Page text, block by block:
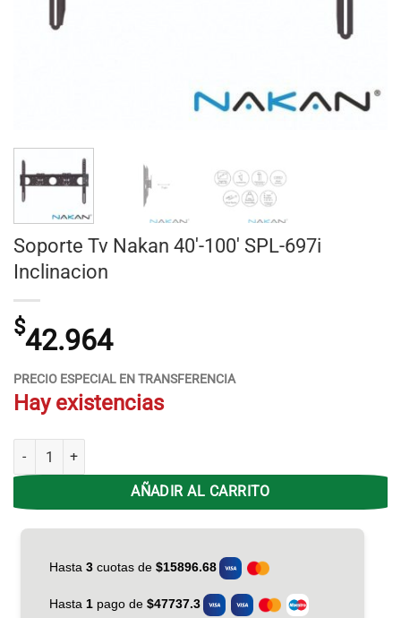
Soporte Tv Nakan 40′-100′ SPL-697i
Inclinacion
$42.964
PRECIO ESPECIAL EN TRANSFERENCIA
Hay existencias
Soporte Tv Nakan 40'-100' SPL-697i Inclinacion cantidad
AÑADIR AL CARRITO